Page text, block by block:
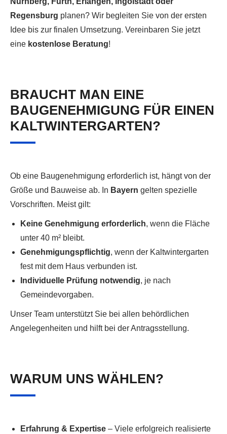
Regensburg planen? Wir begleiten Sie von der ersten
Idee bis zur finalen Umsetzung. Vereinbaren Sie jetzt
eine kostenlose Beratung!
BRAUCHT MAN EINE
BAUGENEHMIGUNG FÜR EINEN
KALTWINTERGARTEN?
Ob eine Baugenehmigung erforderlich ist, hängt von der
Größe und Bauweise ab. In Bayern gelten spezielle
Vorschriften. Meist gilt:
Keine Genehmigung erforderlich, wenn die Fläche
unter 40 m² bleibt.
Genehmigungspflichtig, wenn der Kaltwintergarten
fest mit dem Haus verbunden ist.
Individuelle Prüfung notwendig, je nach
Gemeindevorgaben.
Unser Team unterstützt Sie bei allen behördlichen
Angelegenheiten und hilft bei der Antragsstellung.
WARUM UNS WÄHLEN?
Erfahrung & Expertise – Viele erfolgreich realisierte